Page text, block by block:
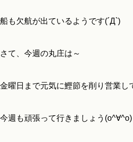
船も欠航が出ているようです(´Д`)
さて、今週の丸庄は～
金曜日まで元気に鰹節を削り営業
今週も頑張って行きましょう(o^∀^o)